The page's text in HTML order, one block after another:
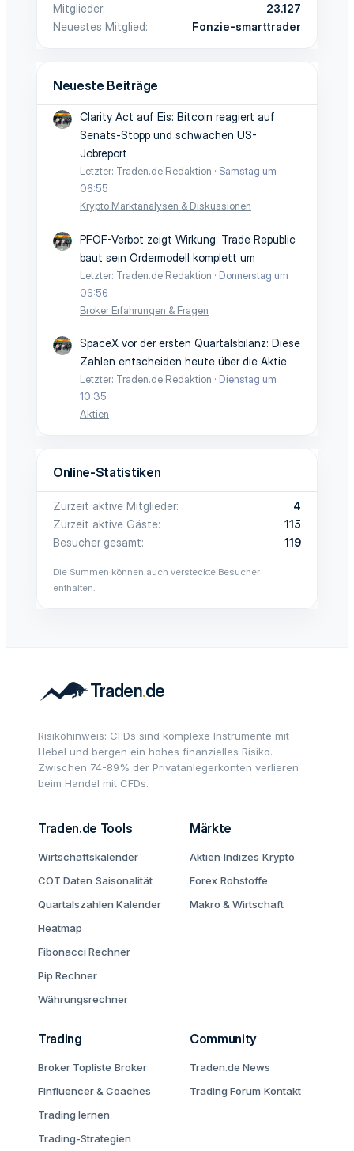
Mitglieder
23.127
Neuestes Mitglied
Fonzie-smarttrader
Neueste Beiträge
Clarity Act auf Eis: Bitcoin reagiert auf
Senats-Stopp und schwachen US-
Jobreport
Letzter: Traden.de Redaktion
Samstag um
06:55
Krypto Marktanalysen & Diskussionen
PFOF-Verbot zeigt Wirkung: Trade Republic
baut sein Ordermodell komplett um
Letzter: Traden.de Redaktion
Donnerstag um
06:56
Broker Erfahrungen & Fragen
SpaceX vor der ersten Quartalsbilanz: Diese
Zahlen entscheiden heute über die Aktie
Letzter: Traden.de Redaktion
Dienstag um
10:35
Aktien
Online-Statistiken
Zurzeit aktive Mitglieder
4
Zurzeit aktive Gäste
115
Besucher gesamt
119
Die Summen können auch versteckte Besucher
enthalten.
Risikohinweis: CFDs sind komplexe Instrumente mit
Hebel und bergen ein hohes finanzielles Risiko.
Zwischen 74-89% der Privatanlegerkonten verlieren
beim Handel mit CFDs.
Traden.de Tools
Wirtschaftskalender
COT Daten Saisonalität
Quartalszahlen Kalender
Heatmap
Fibonacci Rechner
Pip Rechner
Währungsrechner
Märkte
Aktien Indizes Krypto
Forex Rohstoffe
Makro & Wirtschaft
Trading
Broker Topliste Broker
Finfluencer & Coaches
Trading lernen
Trading-Strategien
Community
Traden.de News
Trading Forum Kontakt